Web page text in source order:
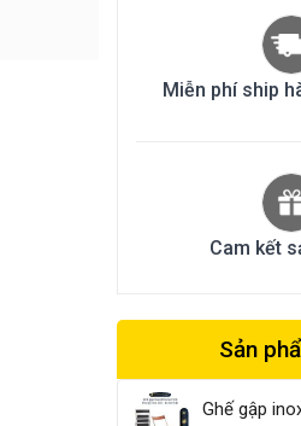
Miễn phí ship
Cam kết
Sản
Ghế gập